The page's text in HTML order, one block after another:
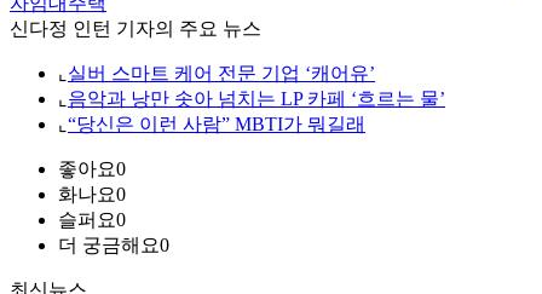
신다정 인턴 기자의 주요 뉴스
⌞ 실버 스마트 케어 전문 기업 ‘캐어유’
⌞ 음악과 낭만 솟아 넘치는 LP 카페 ‘흐르는 물’
⌞ “당신은 이런 사람” MBTI가 뭐길래
좋아요0
화나요0
슬퍼요0
더 궁금해요0